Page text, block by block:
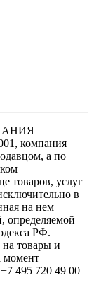
компания
а по
товаров, услуг
в
на нем
определяемой
РФ.
на товары и
момент
495 720 49 00